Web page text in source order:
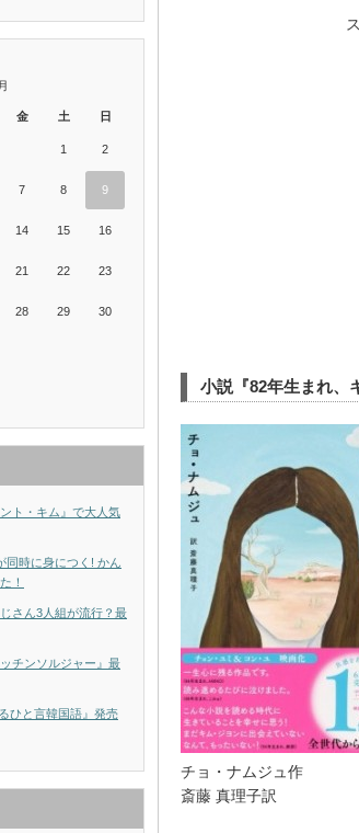
小説『82年生まれ、
チョ・ナムジュ作
斎藤 真理子訳
金 土 日
1 2
7 8 9
14 15 16
21 22 23
28 29 30
ト・キム』で大人気
同時に身につく! かん
！
さん3人組が流行？最
チンソルジャー』最
ひと言韓国語』発売